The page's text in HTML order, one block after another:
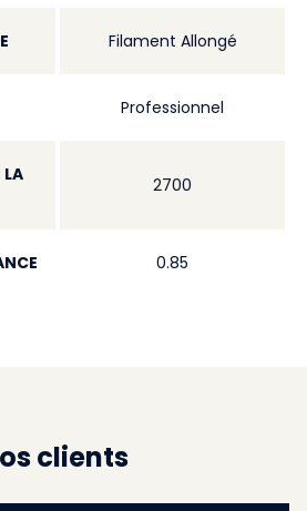
Filament Allongé
Professionnel
LA
2700
0.85
clients